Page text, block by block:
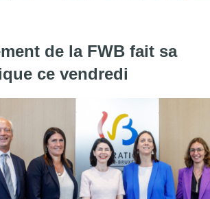
l'article "Hadja Lahbib mènera une
de la FWB fait sa
ce vendredi